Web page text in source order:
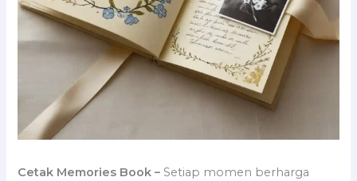
Cetak Memories Book – Setiap momen berharga